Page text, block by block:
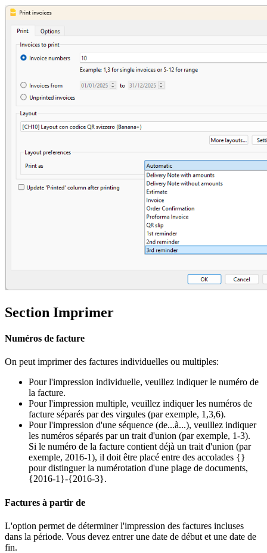
Section Imprimer
Numéros de facture
On peut imprimer des factures individuelles ou multiples:
Pour l'impression individuelle, veuillez indiquer le numéro de
la facture.
Pour l'impression multiple, veuillez indiquer les numéros de
facture séparés par des virgules (par exemple, 1,3,6).
Pour l'impression d'une séquence (de...à...), veuillez indiquer
les numéros séparés par un trait d'union (par exemple, 1-3).
Si le numéro de la facture contient déjà un trait d'union (par
exemple, 2016-1), il doit être placé entre des accolades {}
pour distinguer la numérotation d'une plage de documents,
{2016-1}-{2016-3}.
Factures à partir de
L'option permet de déterminer l'impression des factures incluses
dans la période. Vous devez entrer une date de début et une date de
fin.